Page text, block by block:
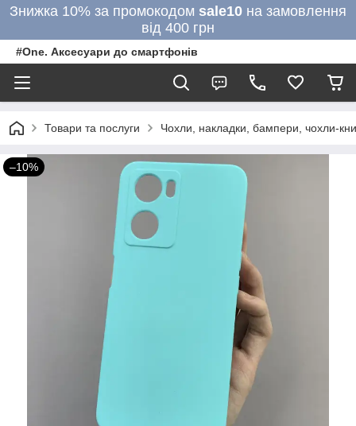
Знижка 10% за промокодом sale10 на замовлення
від 400 грн
#One. Аксесуари до смартфонів
Товари та послуги Чохли, накладки, бампери, чохли-
–10%